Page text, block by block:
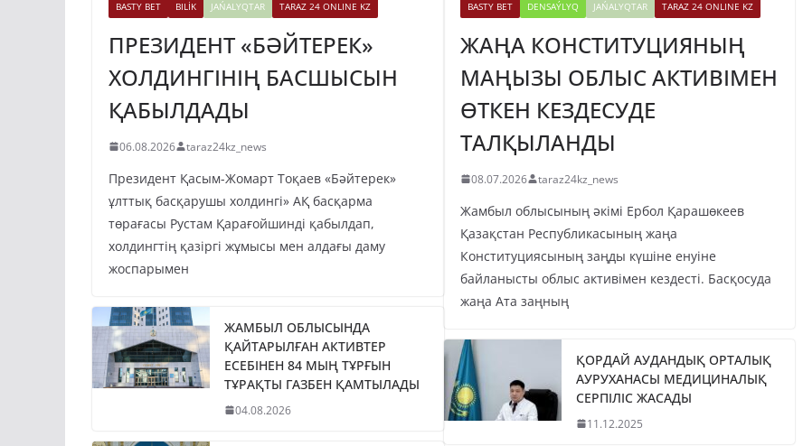
BASTY BET BILİK JAŃALYQTAR TARAZ 24 ONLINE KZ
ПРЕЗИДЕНТ «БӘЙТЕРЕК»
ХОЛДИНГІНІҢ БАСШЫСЫН
ҚАБЫЛДАДЫ
06.08.2026 taraz24kz_news
Президент Қасым-Жомарт Тоқаев «Бәйтерек»
ұлттық басқарушы холдингі» АҚ басқарма
төрағасы Рустам Қарағойшинді қабылдап,
холдингтің қазіргі жұмысы мен алдағы даму
жоспарымен
ЖАМБЫЛ ОБЛЫСЫНДА
ҚАЙТАРЫЛҒАН АКТИВТЕР
ЕСЕБІНЕН 84 МЫҢ ТҰРҒЫН
ТҰРАҚТЫ ГАЗБЕН ҚАМТЫЛАДЫ
04.08.2026
BASTY BET DENSAÝLYQ JAŃALYQTAR TARAZ 24 ONLINE KZ
ЖАҢА КОНСТИТУЦИЯНЫҢ
МАҢЫЗЫ ОБЛЫС АКТИВІМЕН
ӨТКЕН КЕЗДЕСУДЕ
ТАЛҚЫЛАНДЫ
08.07.2026 taraz24kz_news
Жамбыл облысының әкімі Ербол Қарашөкеев
Қазақстан Республикасының жаңа
Конституциясының заңды күшіне енуіне
байланысты облыс активімен кездесті. Басқосуда
жаңа Ата заңның
ҚОРДАЙ АУДАНДЫҚ ОРТАЛЫҚ
АУРУХАНАСЫ МЕДИЦИНАЛЫҚ
СЕРПІЛІС ЖАСАДЫ
11.12.2025